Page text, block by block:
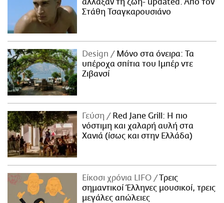
άλλαξαν τη ζωή- updated. Aπό τον
Στάθη Τσαγκαρουσιάνο
Design
Μόνο στα όνειρα: Τα
υπέροχα σπίτια του Ιμπέρ ντε
Ζιβανσί
Γεύση
Red Jane Grill: Η πιο
νόστιμη και χαλαρή αυλή στα
Χανιά (ίσως και στην Ελλάδα)
Είκοσι χρόνια LIFO
Tρεις
σημαντικοί Έλληνες μουσικοί, τρεις
μεγάλες απώλειες